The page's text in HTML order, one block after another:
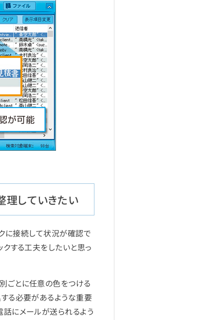
理していきたい
に接続して状況が確認で
クする工夫をしたいと思っ
ごとに任意の色をつける
る必要があるような重要
話にメールが送られるよう